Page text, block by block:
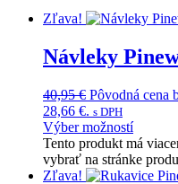
Zľava!
Návleky
40,95€ Pôvodná cena
28,66 €. s DPH
Výber možností
Tento produkt má
vybrať na stránke
Zľava!